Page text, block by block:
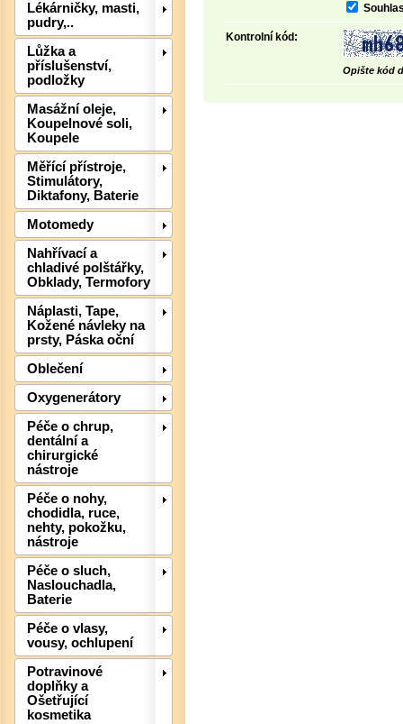
Lékárničky, masti,
pudry,..
Lůžka a
příslušenství,
podložky
Masážní oleje,
Koupelnové soli,
Koupele
Měřící přístroje,
Stimulátory,
Diktafony, Baterie
Motomedy
Nahřívací a
chladivé polštářky,
Obklady, Termofory
Náplasti, Tape,
Kožené návleky na
prsty, Páska oční
Oblečení
Oxygenerátory
Péče o chrup,
dentální a
chirurgické
nástroje
Péče o nohy,
chodidla, ruce,
nehty, pokožku,
nástroje
Péče o sluch,
Naslouchadla,
Baterie
Péče o vlasy,
vousy, ochlupení
Potravinové
doplňky a
Ošetřující
kosmetika
Kontrolní kód:
Opište kód